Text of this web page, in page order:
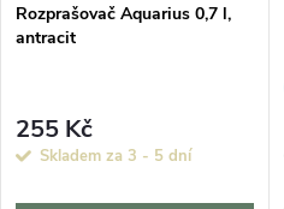
Rozprašovač Aquarius 0,7 l,
antracit
255 Kč
Skladem za 3 - 5 dní